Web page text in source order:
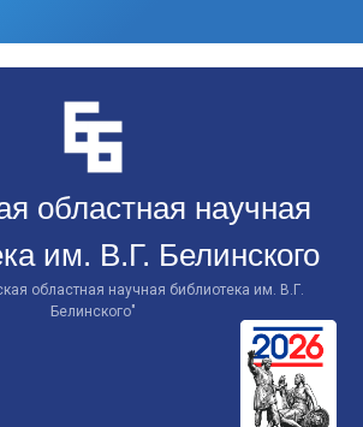
областная научная
им. В.Г. Белинского
областная научная библиотека им. В.Г.
Белинского"